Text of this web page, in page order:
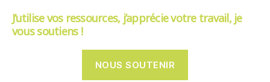
J’utilise vos ressources, j’apprécie votre travail, je
vous soutiens !
NOUS SOUTENIR